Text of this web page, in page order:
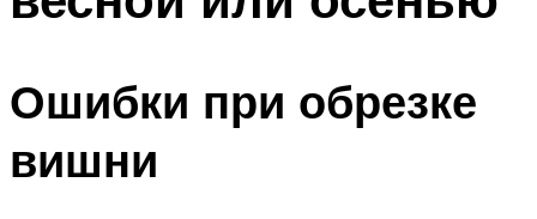
Ошибки при обрезке
вишни